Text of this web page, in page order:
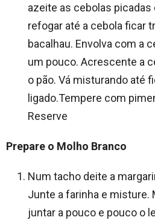
azeite as cebolas picadas
refogar até a cebola ficar
bacalhau. Envolva com a
um pouco. Acrescente a
o pão. Vá misturando até
ligado.Tempere com
Reserve
Prepare o Molho Branco
Num tacho deite a
Junte a farinha e misture.
juntar a pouco e pouco o